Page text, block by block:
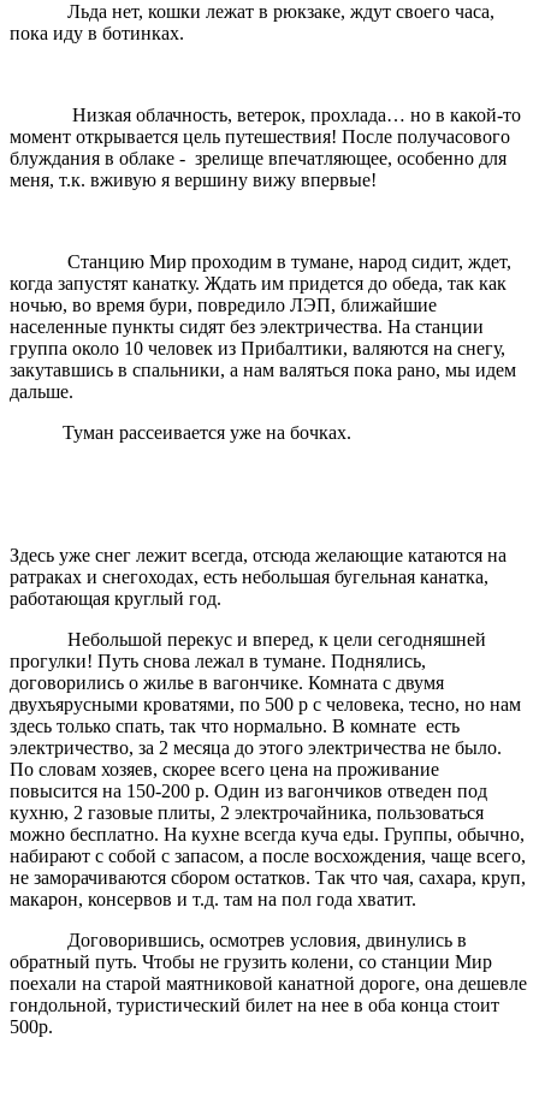
Льда нет, кошки лежат в рюкзаке, ждут своего часа,
пока иду в ботинках.
Низкая облачность, ветерок, прохлада… но в какой-то
момент открывается цель путешествия! После получасового
блуждания в облаке - зрелище впечатляющее, особенно для
меня, т.к. вживую я вершину вижу впервые!
Станцию Мир проходим в тумане, народ сидит, ждет,
когда запустят канатку. Ждать им придется до обеда, так как
ночью, во время бури, повредило ЛЭП, ближайшие
населенные пункты сидят без электричества. На станции
группа около 10 человек из Прибалтики, валяются на снегу,
закутавшись в спальники, а нам валяться пока рано, мы идем
дальше.
Туман рассеивается уже на бочках.
Здесь уже снег лежит всегда, отсюда желающие катаются на
ратраках и снегоходах, есть небольшая бугельная канатка,
работающая круглый год.
Небольшой перекус и вперед, к цели сегодняшней
прогулки! Путь снова лежал в тумане. Поднялись,
договорились о жилье в вагончике. Комната с двумя
двухъярусными кроватями, по 500 р с человека, тесно, но нам
здесь только спать, так что нормально. В комнате есть
электричество, за 2 месяца до этого электричества не было.
По словам хозяев, скорее всего цена на проживание
повысится на 150-200 р. Один из вагончиков отведен под
кухню, 2 газовые плиты, 2 электрочайника, пользоваться
можно бесплатно. На кухне всегда куча еды. Группы, обычно,
набирают с собой с запасом, а после восхождения, чаще всего,
не заморачиваются сбором остатков. Так что чая, сахара, круп,
макарон, консервов и т.д. там на пол года хватит.
Договорившись, осмотрев условия, двинулись в
обратный путь. Чтобы не грузить колени, со станции Мир
поехали на старой маятниковой канатной дороге, она дешевле
гондольной, туристический билет на нее в оба конца стоит
500р.